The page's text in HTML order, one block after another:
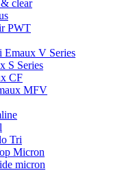
clear
PWT
Emaux V Series
S Series
CF
MFV
Tri
Micron
micron